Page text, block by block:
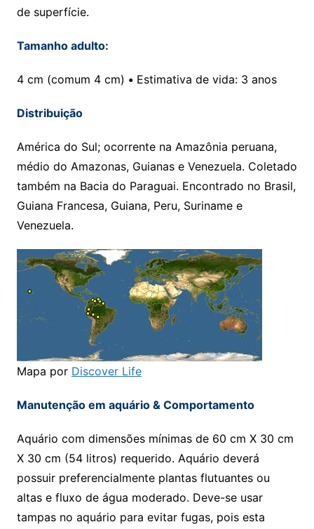
de superfície.
Tamanho adulto:
4 cm (comum 4 cm) •Estimativa de vida: 3 anos
Distribuição
América do Sul; ocorrente na Amazônia peruana,
médio do Amazonas, Guianas e Venezuela. Coletado
também na Bacia do Paraguai. Encontrado no Brasil,
Guiana Francesa, Guiana, Peru, Suriname e
Venezuela.
Mapa por Discover Life
Manutenção em aquário & Comportamento
Aquário com dimensões mínimas de 60 cm X 30 cm
X 30 cm (54 litros) requerido. Aquário deverá
possuir preferencialmente plantas flutuantes ou
altas e fluxo de água moderado. Deve-se usar
tampas no aquário para evitar fugas, pois esta